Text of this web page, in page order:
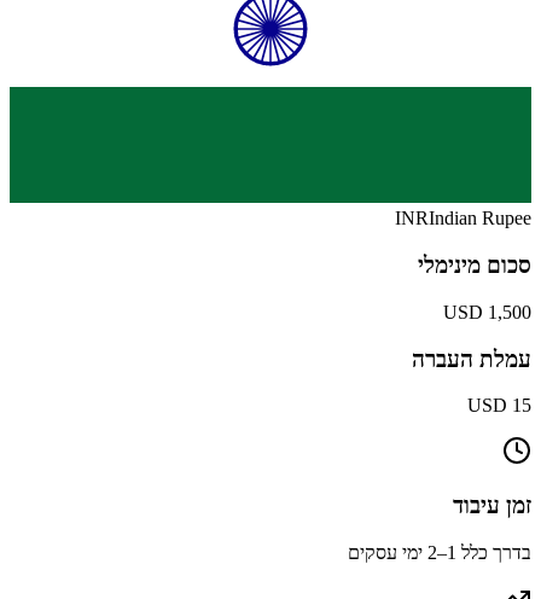
INRIndian Rupee
סכום מינימלי
1,500 USD
עמלת העברה
15 USD
זמן עיבוד
בדרך כלל 1–2 ימי עסקים